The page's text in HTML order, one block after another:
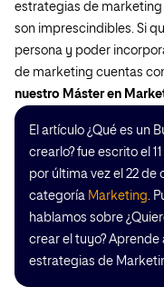
estrategias de
son imprescindibles. Si
persona y poder
de marketing cuentas
nuestro Máster en
El artículo ¿Qué es un
crearlo? fue escrito el
por última vez el 22
categoría Marketing.
hablamos sobre
crear el tuyo?
estrategias de